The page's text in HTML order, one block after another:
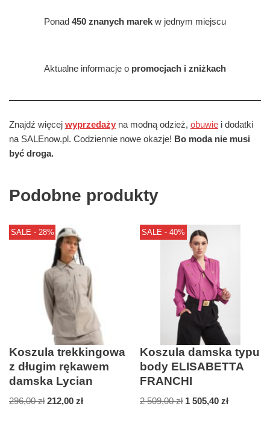
Ponad 450 znanych marek w jednym miejscu
Aktualne informacje o promocjach i zniżkach
Znajdź więcej wyprzedaży na modną odzież, obuwie i dodatki
na SALEnow.pl. Codziennie nowe okazje! Bo moda nie musi
być droga.
Podobne produkty
SALE - 28%
Koszula trekkingowa
z długim rękawem
damska Lycian
296,00zł 212,00 zł
SALE - 40%
Koszula damska typu
body ELISABETTA
FRANCHI
2 509,00zł 1 505,40zł